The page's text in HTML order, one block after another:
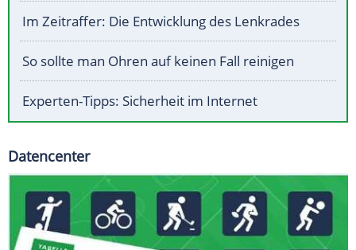
Im Zeitraffer: Die Entwicklung des Lenkrades
So sollte man Ohren auf keinen Fall reinigen
Experten-Tipps: Sicherheit im Internet
Datencenter